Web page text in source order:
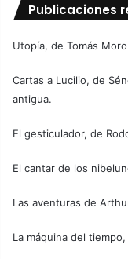
Publicaciones
Utopía, de Tomás
Cartas a Lucilio, de
antigua.
El gesticulador, de
El cantar de los
Las aventuras de
La máquina del